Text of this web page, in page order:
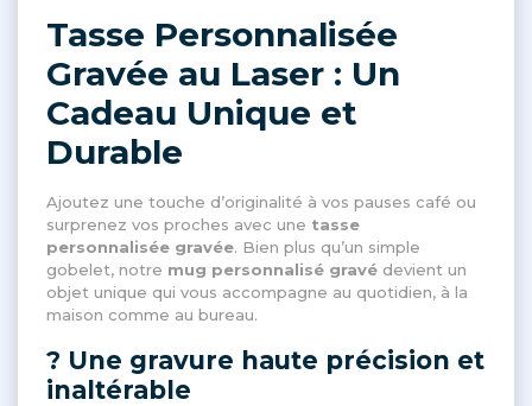
Tasse Personnalisée
Gravée au Laser : Un
Cadeau Unique et
Durable
Ajoutez une touche d’originalité à vos pauses café ou
surprenez vos proches avec une tasse
personnalisée gravée. Bien plus qu’un simple
gobelet, notre mug personnalisé gravé devient un
objet unique qui vous accompagne au quotidien, à la
maison comme au bureau.
? Une gravure haute précision et
inaltérable